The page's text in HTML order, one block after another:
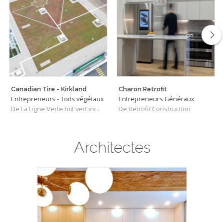
Canadian Tire - Kirkland
Entrepreneurs - Toits végétaux
De La Ligne Verte toit vert inc.
Charon Retrofit
Entrepreneurs Généraux
De Retrofit Construction
Architectes